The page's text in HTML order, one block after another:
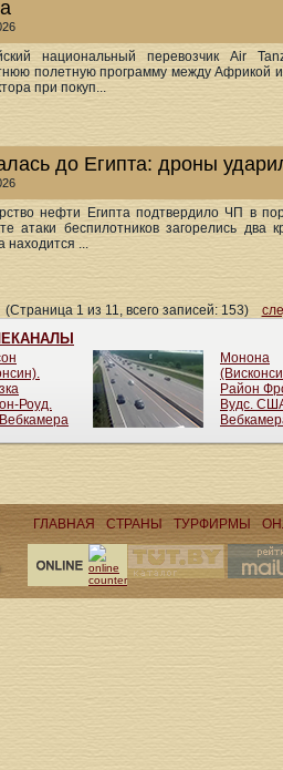
национальный перевозчик Air
полетную программу между Африкой и
при покуп...
до Египта: дроны
нефти Египта подтвердило ЧП в
атаки беспилотников загорелись
находится ...
(Страница 1 из 11, всего записей: 153)
ГЛАВНАЯ СТРАНЫ ТУРФИРМЫ